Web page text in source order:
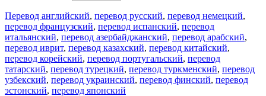
Перевод английский, перевод русский, перевод немецкий,
перевод французский, перевод испанский, перевод
итальянский, перевод азербайджанский, перевод арабский,
перевод иврит, перевод казахский, перевод китайский,
перевод корейский, перевод португальский, перевод
татарский, перевод турецкий, перевод туркменский, перевод
узбекский, перевод украинский, перевод финский, перевод
эстонский, перевод японский